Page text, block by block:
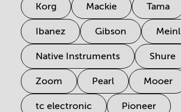
Korg Mackie Tama
Ibanez Gibson Meinl
Native Instruments Shure
Zoom Pearl Mooer
tc electronic Pioneer